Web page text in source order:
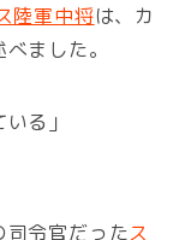
陸軍中将は、カ
ました。
る」
令官だったス